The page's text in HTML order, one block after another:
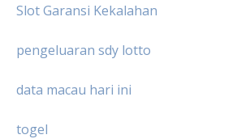
Slot Garansi Kekalahan
pengeluaran sdy lotto
data macau hari ini
togel